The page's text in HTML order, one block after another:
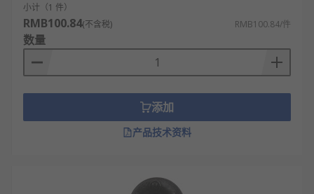
小计（1 件）
RMB100.84(不含税) RMB100.84/件
数量
添加
产品技术资料